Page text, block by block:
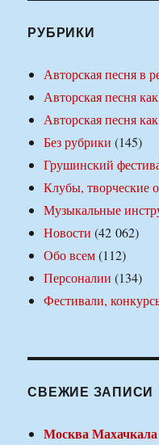
РУБРИКИ
Авторская песня в
Авторская песня
Авторская песня
Без рубрики (145)
Грушинский
Клубы, творческие
Музыкальные
Новости (42 062)
Обо всем(112)
Персоналии (134)
Фестивали,
СВЕЖИЕ ЗАПИСИ
Москва